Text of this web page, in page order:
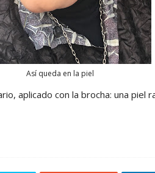
Así queda en la piel
aplicado con la brocha: una piel